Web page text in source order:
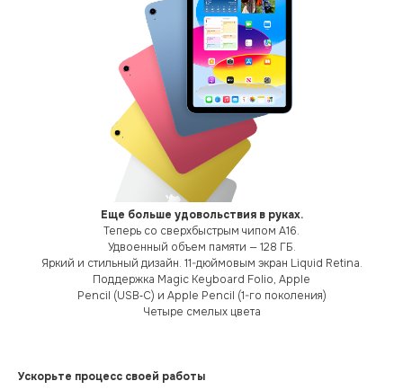
Еще больше удовольствия в руках.
Теперь со сверхбыстрым чипом A16.
Удвоенный объем памяти — 128 ГБ.
Яркий и стильный дизайн. 11-дюймовым экран Liquid Retina.
Поддержка Magic Keyboard Folio, Apple
Pencil (USB‑C) и Apple Pencil (1-го поколения)
Четыре смелых цвета
Ускорьте процесс своей работы